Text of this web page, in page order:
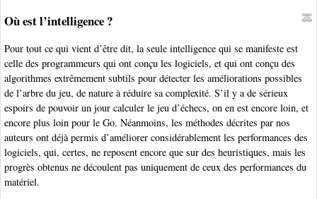
Où est l’intelligence ?
Pour tout ce qui vient d’être dit, la seule intelligence qui se manifeste est
celle des programmeurs qui ont conçu les logiciels, et qui ont conçu des
algorithmes extrêmement subtils pour détecter les améliorations possibles
de l’arbre du jeu, de nature à réduire sa complexité. S’il y a de sérieux
espoirs de pouvoir un jour calculer le jeu d’échecs, on en est encore loin, et
encore plus loin pour le Go. Néanmoins, les méthodes décrites par nos
auteurs ont déjà permis d’améliorer considérablement les performances des
logiciels, qui, certes, ne reposent encore que sur des heuristiques, mais les
progrès obtenus ne découlent pas uniquement de ceux des performances du
matériel.